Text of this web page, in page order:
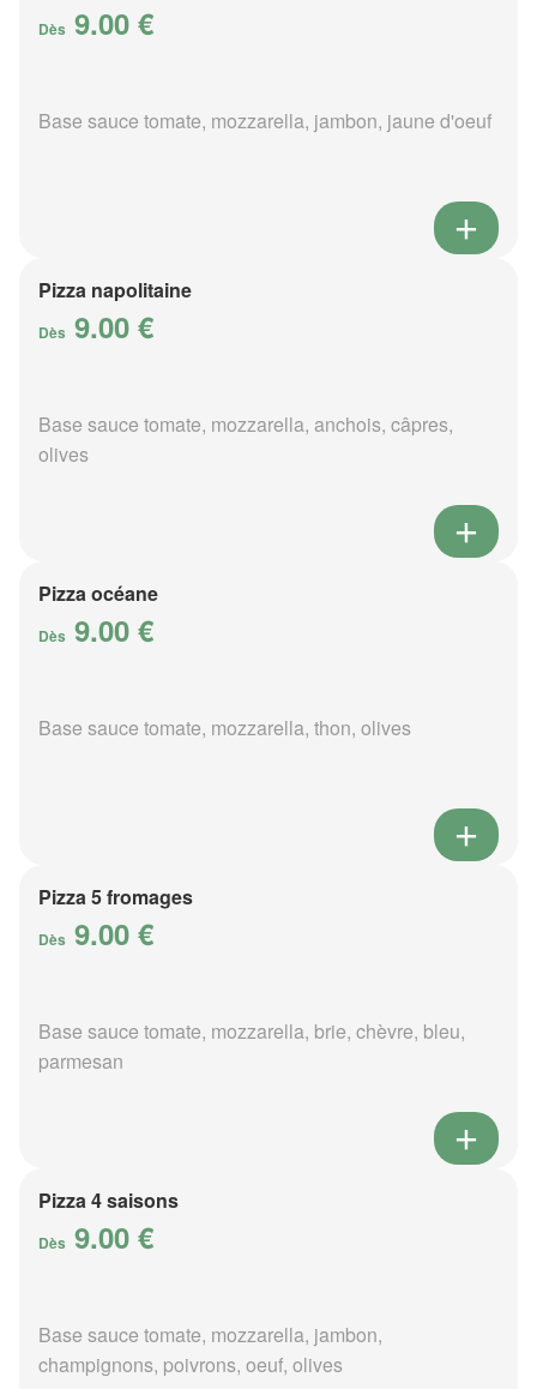
Dès 9.00 €
Base sauce tomate, mozzarella, jambon, jaune d'oeuf
Pizza napolitaine
Dès 9.00 €
Base sauce tomate, mozzarella, anchois, câpres,
olives
Pizza océane
Dès 9.00 €
Base sauce tomate, mozzarella, thon, olives
Pizza 5 fromages
Dès 9.00 €
Base sauce tomate, mozzarella, brie, chèvre, bleu,
parmesan
Pizza 4 saisons
Dès 9.00 €
Base sauce tomate, mozzarella, jambon,
champignons, poivrons, oeuf, olives